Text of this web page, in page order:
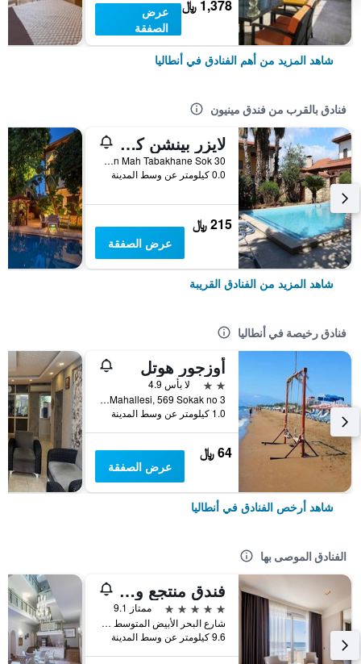
1,378 ﷼
عرض
الصفقة
شاهد المزيد من أهم الفنادق في أنطاليا
فنادق بالقرب من فندق مينيون
لايزر بينشن كاليسي
Kilincarslan Mah Tabakhane Sok 30, أنطاليا, تركيا
0.0 كيلومتر عن وسط المدينة
215 ﷼
عرض الصفقة
شاهد المزيد من الفنادق القريبة
فنادق رخيصة في أنطاليا
أوزجور هوتل
2 نجمتين
لا بأس 4.9
Muratpasa Mahallesi, 569 Sokak no 3, أنطاليا, تركيا
1.0 كيلومتر عن وسط المدينة
64 ﷼
عرض الصفقة
شاهد أرخص الفنادق في أنطاليا
الفنادق الموصى بها
فندق منتجع وسبا بورتو بيلو
5 نجوم
ممتاز 9.1
شارع البحر الأبيض المتوسط شارع رقم 6, أنطاليا, تركيا
9.6 كيلومتر عن وسط المدينة